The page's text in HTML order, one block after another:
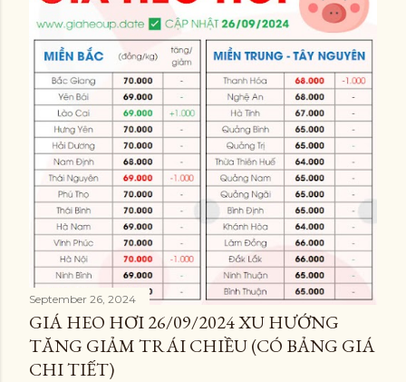
September 26, 2024
GIÁ HEO HƠI 26/09/2024 XU HƯỚNG
TĂNG GIẢM TRÁI CHIỀU (CÓ BẢNG GIÁ
CHI TIẾT)